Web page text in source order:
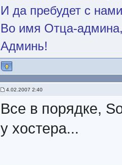
И да пребудет с
Во имя Отца-
Админь!
4.02.2007 2:40
Все в порядке,
у хостера...